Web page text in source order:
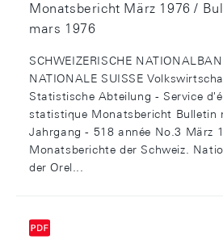
Monatsbericht März 1976 /
mars 1976
SCHWEIZERISCHE
NATIONALE SUISSE
Statistische Abteilung - Service
statistique Monatsbericht Bulletin
Jahrgang - 518 année No.3 März
Monatsberichte der Schweiz.
der Orel...